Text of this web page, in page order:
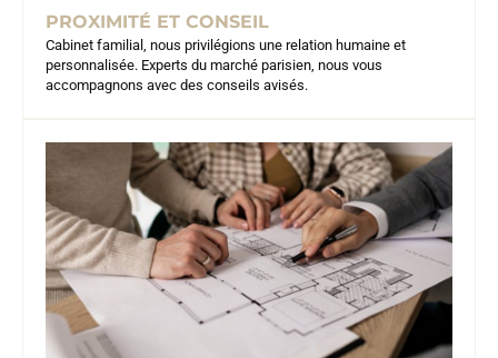
PROXIMITÉ ET CONSEIL
Cabinet familial, nous privilégions une relation humaine et
personnalisée. Experts du marché parisien, nous vous
accompagnons avec des conseils avisés.